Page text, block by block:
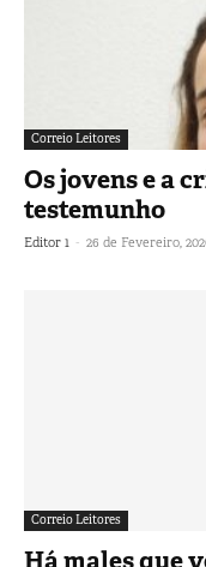
Correio Leitores
Os jovens e a
testemunho
Editor 1 - 26 de Fevereiro,
Correio Leitores